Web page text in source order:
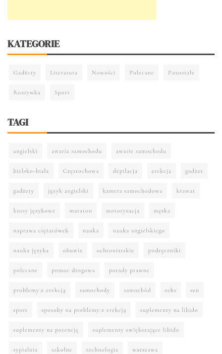
KATEGORIE
Gadżety Literatura Nowości Polecane Pozostałe
Rozrywka Sport
TAGI
angielski awaria samochodu awarie samochodu
bielsko-biała Częstochowa depilacja erekcja gadżet
gadżety język angielski kamera samochodowa krawat
kursy językowe maraton motoryzacja męska
naprawa ciężarówek nauka nauka angielskiego
nauka języka obuwie ochroniarskie podręczniki
polecane pomoc drogowa porady prawne
problemy z erekcją samochody samochód seks sen
sport sposoby na problemy z erekcją suplementy na libido
suplementy na potencję suplementy zwiększające libido
sypialnia szkolne technologia warszawa